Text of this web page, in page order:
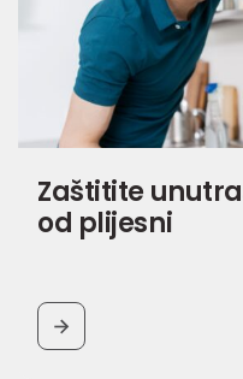
Zaštitite
od plijesni
BUTTON